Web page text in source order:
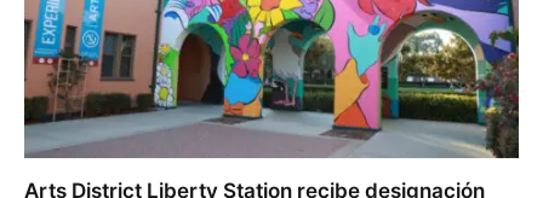
Arts District Liberty Station recibe designación